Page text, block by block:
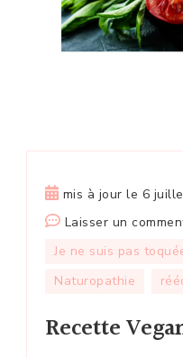
mis à jour le 6
Laisser un
Je ne suis pas
Naturopathie
Recette